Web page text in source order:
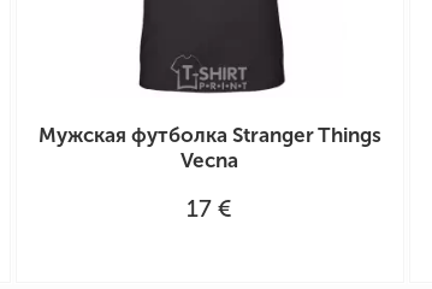
Мужская футболка Stranger Things
Vecna
17 €